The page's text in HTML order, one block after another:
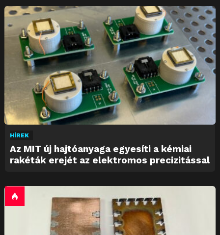
HÍREK
Az MIT új hajtóanyaga egyesíti a kémiai
rakéták erejét az elektromos precizitással